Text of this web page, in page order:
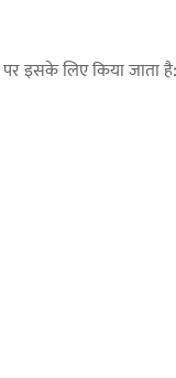
इसके लिए किया जाता है: